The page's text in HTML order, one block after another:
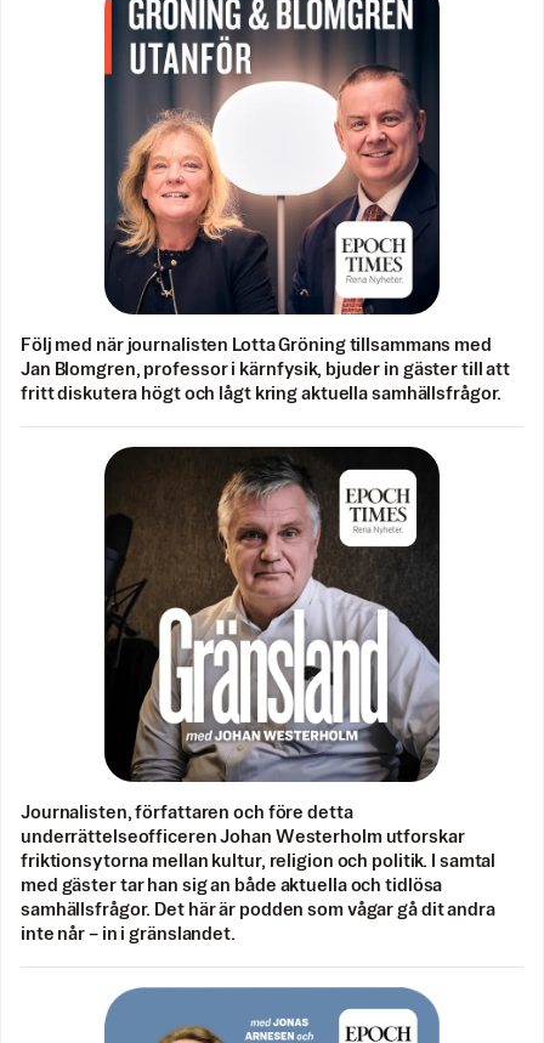
Följ med när journalisten Lotta Gröning tillsammans med
Jan Blomgren, professor i kärnfysik, bjuder in gäster till att
fritt diskutera högt och lågt kring aktuella samhällsfrågor.
Journalisten, författaren och före detta
underrättelseofficeren Johan Westerholm utforskar
friktionsytorna mellan kultur, religion och politik. I samtal
med gäster tar han sig an både aktuella och tidlösa
samhällsfrågor. Det här är podden som vågar gå dit andra
inte når – in i gränslandet.